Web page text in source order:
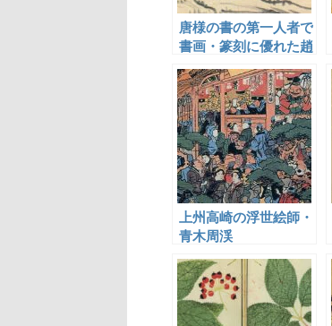
唐様の書の第一人者で
書画・篆刻に優れた趙
上州高崎の浮世絵師・
青木周渓